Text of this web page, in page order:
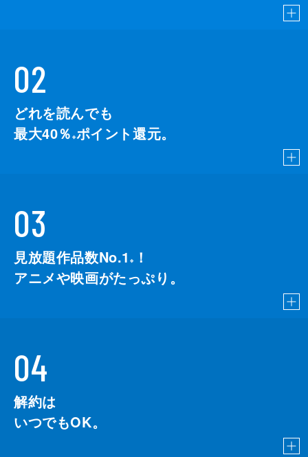
02
どれを読んでも
最大40％ ※ポイント還元。
03
見放題作品数No.1 ※
！
アニメや映画がたっぷり。
04
解約は
いつでもOK。